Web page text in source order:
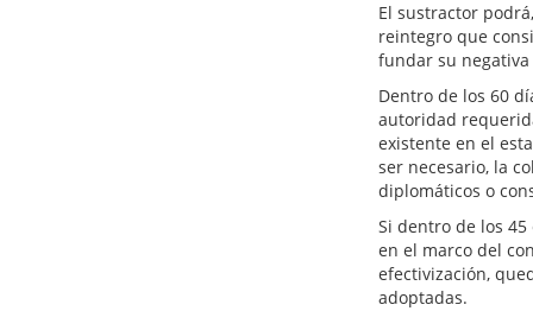
El sustractor
reintegro que
fundar su
Dentro de los 60
autoridad
existente en el
ser necesario, la
diplomáticos o
Si dentro de los
en el marco del
efectivización,
adoptadas.